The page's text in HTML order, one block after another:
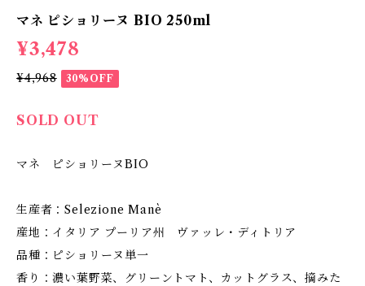
マネ ピショリーヌ BIO 250ml
¥3,478
¥4,968 30%OFF
SOLD OUT
マネ ピショリーヌBIO
生産者：Selezione Manè
産地：イタリア プーリア州 ヴァッレ・ディトリア
品種：ピショリーヌ単一
香り：濃い葉野菜、グリーントマト、カットグラス、摘みた